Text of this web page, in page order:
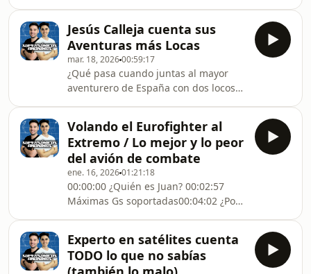
Colonia, una formación que solo se ha
tener satélites en órbita terrestre muy
baja26:00​ - Seguridad en cohetes
tripulados vs. no tripulados29:50​ -
China y la carrera espacial
internacional33:05​ - Basura espacial y
regulaciones orbitales38:00​ -
Industria espacial europea43:47​ - El
reto de cr
Jesús Calleja cuenta sus
Aventuras más Locas
mar. 18, 202600:59:17
¿Qué pasa cuando juntas al mayor
aventurero de España con dos locos
Sergio Hidalgo y Josep Calatayud
(@ControldeMision) se sientan con el
mismísimo Jesús Calleja para charlar
de todas las aventuras de Jesús, sus
aventuras por el mundo y su viaje al
espacio.
Volando el Eurofighter al
Extremo / Lo mejor y lo peor
del avión de combate
ene. 16, 202601:21:18
00:00:00 ¿Quién es Juan? 00:02:57
Máximas Gs soportadas00:04:02 ¿Por
los aviones?00:08:32 La diferencia en
ser Piloto exhibidor00:15:07 El
Experto en satélites cuenta
TODO lo que no sabías